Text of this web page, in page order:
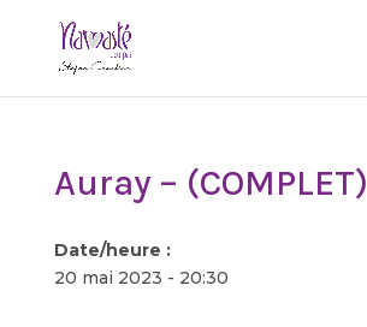
Auray – (COMPLET)
Date/heure :
20 mai 2023 - 20:30